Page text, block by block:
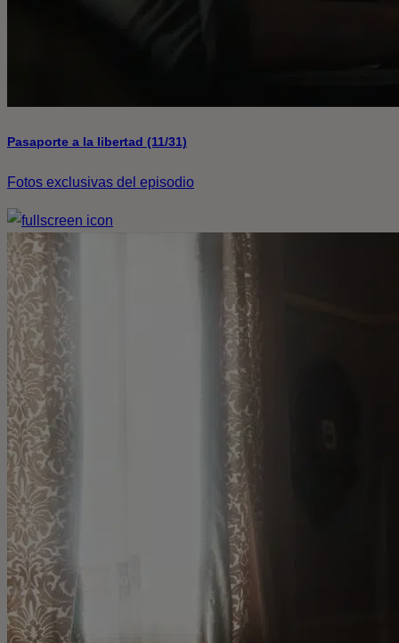
Pasaporte a la libertad (11/31)
Fotos exclusivas del episodio